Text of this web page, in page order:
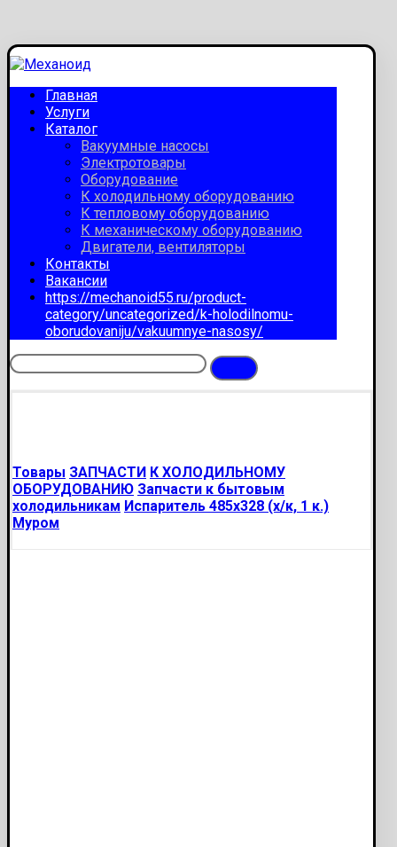
Главная
Услуги
Каталог
Вакуумные насосы
Электротовары
Оборудование
К холодильному оборудованию
К тепловому оборудованию
К механическому оборудованию
Двигатели, вентиляторы
Контакты
Вакансии
https://mechanoid55.ru/product-
category/uncategorized/k-holodilnomu-
oborudovaniju/vakuumnye-nasosy/
Товары ЗАПЧАСТИ К ХОЛОДИЛЬНОМУ
ОБОРУДОВАНИЮ Запчасти к бытовым
холодильникам Испаритель 485х328 (х/к, 1 к.)
Муром